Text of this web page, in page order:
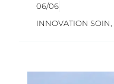
06/06
INNOVATION SOIN